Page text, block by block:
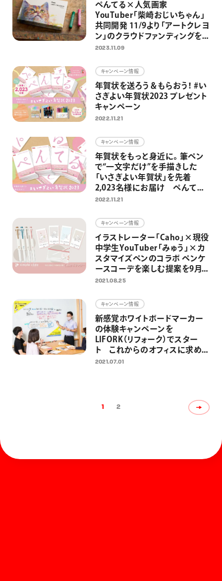
ぺんてる×人気画家
YouTuber「柴崎おじいちゃん」
共同開発 11/9より「アートクレヨ
ン」のクラウドファンディングを
開始 ぺんてる初のクラファン
2023.11.09
キャンペーン情報
年賀状を送ろう＆もらおう！ #い
さぎよい年賀状2023 プレゼント
キャンペーン
2022.11.21
キャンペーン情報
年賀状をもっと身近に。筆ペン
で“一文字だけ”を手描きした
「いさぎよい年賀状」を先着
2,023名様にお届け ぺんてる
に年賀状を送ると筆ペンが当た
2022.11.21
キャンペーン情報
イラストレーター「Caho」×現役
中学生YouTuber「みゅう」×カ
スタマイズペンのコラボ ペンケ
ースコーデを楽しむ提案を9月よ
りスタート
2021.08.25
キャンペーン情報
新感覚ホワイトボードマーカー
の体験キャンペーンを
LIFORK（リフォーク）でスター
ト これからのオフィスに求めら
れるコミュニケーションツール提
2021.07.01
1 2